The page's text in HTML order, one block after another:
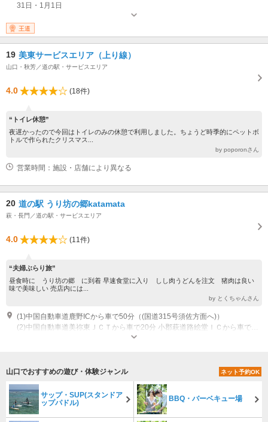
31日・1月1日
王道
19 美東サービスエリア（上り線）
山口・秋芳／道の駅・サービスエリア
4.0 (18件)
“トイレ休憩”
夜遅かったので今回はトイレのみの休憩で利用しました。ちょうど時季的にペットボ
トルで作られたクリスマス...
by poporonさん
営業時間：施設・店舗により異なる
20 道の駅 うり坊の郷katamata
萩・長門／道の駅・サービスエリア
4.0 (11件)
“夫婦ぶらり旅”
昼食時に うり坊の郷 に到着 早速食堂に入り しし肉うどんを注文 猪肉は良い
味で美味しい 売店内には...
by とくちゃんさん
(1)中国自動車道鹿野ICから車で50分（(国道315号須佐方面へ)）
山口でおすすめの遊び・体験ジャンル ネット予約OK
サップ・SUP(スタンドア
ップパドル)
BBQ・バーベキュー場